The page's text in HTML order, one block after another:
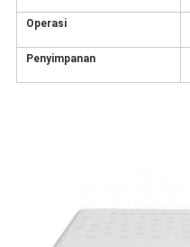
Operasi
Penyimpanan